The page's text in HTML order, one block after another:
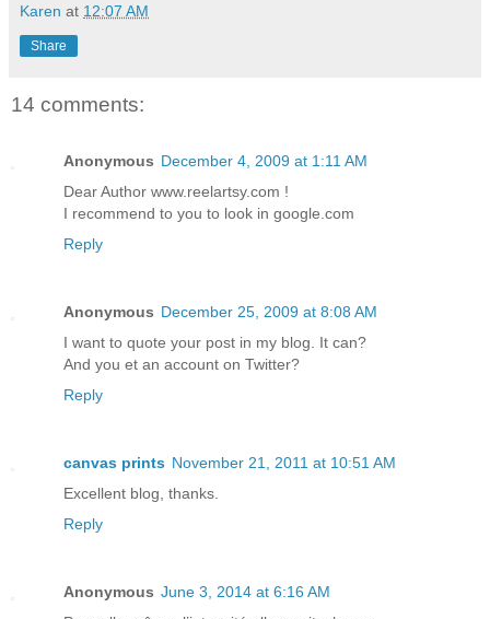
Karen at 12:07 AM
Share
14 comments:
Anonymous December 4, 2009 at 1:11 AM
Dear Author www.reelartsy.com !
I recommend to you to look in google.com
Reply
Anonymous December 25, 2009 at 8:08 AM
I want to quote your post in my blog. It can?
And you et an account on Twitter?
Reply
canvas prints November 21, 2011 at 10:51 AM
Excellent blog, thanks.
Reply
Anonymous June 3, 2014 at 6:16 AM